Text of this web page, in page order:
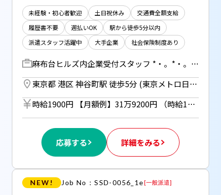
未経験・初心者歓迎 土日祝休み
交通費全額支給
履歴書不要
週払いOK
駅から徒歩5分以内
派遣スタッフ活躍中
大手企業 社会保険制度あり
麻布台ヒルズ内企業受付スタッフ *・。*・。*・。*・。*・。*・。*・。*・。 オフィスワークデビュー応援♪ バーカウンターのあるオシャレなオフィス 土日祝休み＆残業少なめで働きやすい♪ *・。*・。*・。*・。*・。*・。*・。*・。 【主なお仕事内容】 ・来客窓口対応、ご案内（お茶出し等） ・担当者への引継ぎ ・Outlookから来客予定リストの印刷、共有 ・会議室のテーブル拭き、ゴミの回収 ・社内間やり取り（Teams使用） ・役員からの電話対応 →例）「会議室を予約してほしい」など ・会議室などの管理 ・備品の補充、カンタンな清掃など ◆複数名体制なので分からないことはすぐ確認できます♪ →動きのあるオフィスワークが好きな方も♪
東京都 港区 神谷町駅 徒歩5分 (東京メトロ日比谷線) ／ 六本木一丁目駅 徒歩7分 (東京メトロ南北線)
時給1900円 【月額例】31万9200円 （時給1900円×実働8h×21日の場合） ＊週払い（規定あり）利用OK！ 但し、週払い制度は初回2ヵ月間のみ、 3ヵ月目以降は月払い制になります。 利用についてはご本人様からお仕事紹介時に申請があった場合のみとなります。
応募する 詳細をみる
NEW! Job No：SSD-0056_1e[一般派遣]